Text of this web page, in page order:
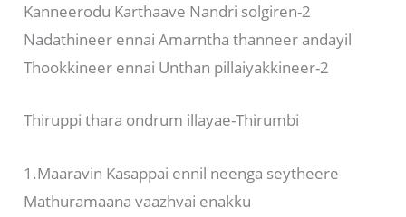
Kanneerodu Karthaave Nandri solgiren-2
Nadathineer ennai Amarntha thanneer andayil
Thookkineer ennai Unthan pillaiyakkineer-2
Thiruppi thara ondrum illayae-Thirumbi
1.Maaravin Kasappai ennil neenga seytheere
Mathuramaana vaazhvai enakku